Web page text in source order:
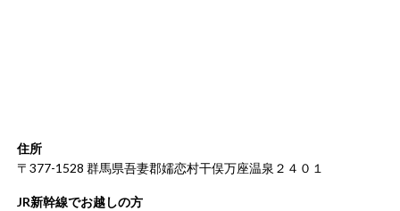
住所
〒377-1528 群馬県吾妻郡嬬恋村干俣万座温泉２４０１
JR新幹線でお越しの方